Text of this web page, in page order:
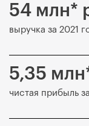
54 млн*
выручка за 2021
5,35
чистая прибыль